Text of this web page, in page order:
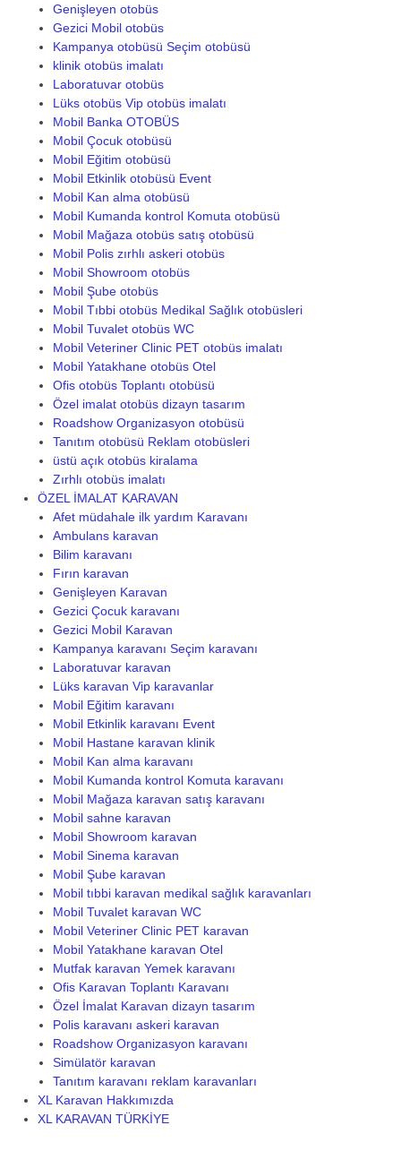
Genişleyen otobüs
Gezici Mobil otobüs
Kampanya otobüsü Seçim otobüsü
klinik otobüs imalatı
Laboratuvar otobüs
Lüks otobüs Vip otobüs imalatı
Mobil Banka OTOBÜS
Mobil Çocuk otobüsü
Mobil Eğitim otobüsü
Mobil Etkinlik otobüsü Event
Mobil Kan alma otobüsü
Mobil Kumanda kontrol Komuta otobüsü
Mobil Mağaza otobüs satış otobüsü
Mobil Polis zırhlı askeri otobüs
Mobil Showroom otobüs
Mobil Şube otobüs
Mobil Tıbbi otobüs Medikal Sağlık otobüsleri
Mobil Tuvalet otobüs WC
Mobil Veteriner Clinic PET otobüs imalatı
Mobil Yatakhane otobüs Otel
Ofis otobüs Toplantı otobüsü
Özel imalat otobüs dizayn tasarım
Roadshow Organizasyon otobüsü
Tanıtım otobüsü Reklam otobüsleri
üstü açık otobüs kiralama
Zırhlı otobüs imalatı
ÖZEL İMALAT KARAVAN
Afet müdahale ilk yardım Karavanı
Ambulans karavan
Bilim karavanı
Fırın karavan
Genişleyen Karavan
Gezici Çocuk karavanı
Gezici Mobil Karavan
Kampanya karavanı Seçim karavanı
Laboratuvar karavan
Lüks karavan Vip karavanlar
Mobil Eğitim karavanı
Mobil Etkinlik karavanı Event
Mobil Hastane karavan klinik
Mobil Kan alma karavanı
Mobil Kumanda kontrol Komuta karavanı
Mobil Mağaza karavan satış karavanı
Mobil sahne karavan
Mobil Showroom karavan
Mobil Sinema karavan
Mobil Şube karavan
Mobil tıbbi karavan medikal sağlık karavanları
Mobil Tuvalet karavan WC
Mobil Veteriner Clinic PET karavan
Mobil Yatakhane karavan Otel
Mutfak karavan Yemek karavanı
Ofis Karavan Toplantı Karavanı
Özel İmalat Karavan dizayn tasarım
Polis karavanı askeri karavan
Roadshow Organizasyon karavanı
Simülatör karavan
Tanıtım karavanı reklam karavanları
XL Karavan Hakkımızda
XL KARAVAN TÜRKİYE